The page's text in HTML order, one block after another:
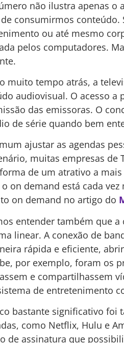
não ilustra apenas o
consumirmos conteúdo.
ou até mesmo
pelos computadores.
muito tempo atrás, a
audiovisual. O acesso
das emissoras. O
de série quando bem
ajustar as agendas
muitas empresas de
de um atrativo a
on demand está cada
on demand no artigo do
entender também que
linear. A conexão de
rápida e eficiente,
por exemplo, foram os
e compartilhassem
de entretenimento
bastante significativo foi
como Netflix, Hulu e
de assinatura que